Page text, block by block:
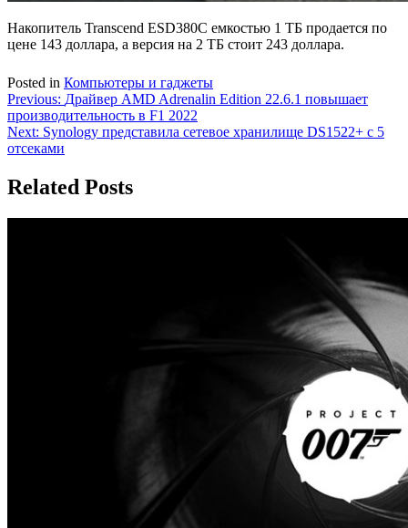
Накопитель Transcend ESD380C емкостью 1 ТБ продается по
цене 143 доллара, а версия на 2 ТБ стоит 243 доллара.
Posted in Компьютеры и гаджеты
Навигация
по
записям
Previous: Драйвер AMD Adrenalin Edition 22.6.1 повышает
производительность в F1 2022
Next: Synology представила сетевое хранилище DS1522+ с 5
отсеками
Related Posts